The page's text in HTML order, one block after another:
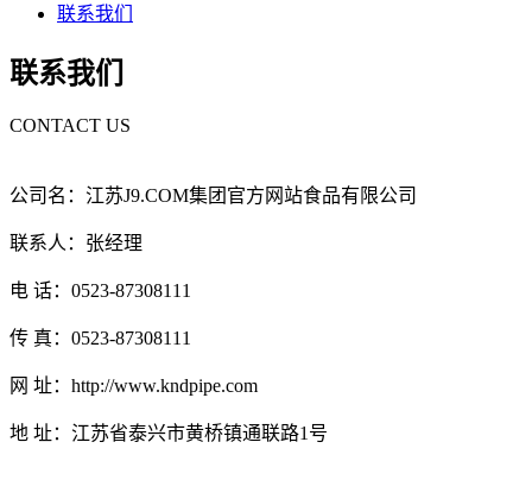
联系我们
联系我们
CONTACT US
公司名：江苏J9.COM集团官方网站食品有限公司
联系人：张经理
电 话：0523-87308111
传 真：0523-87308111
网 址：http://www.kndpipe.com
地 址：江苏省泰兴市黄桥镇通联路1号